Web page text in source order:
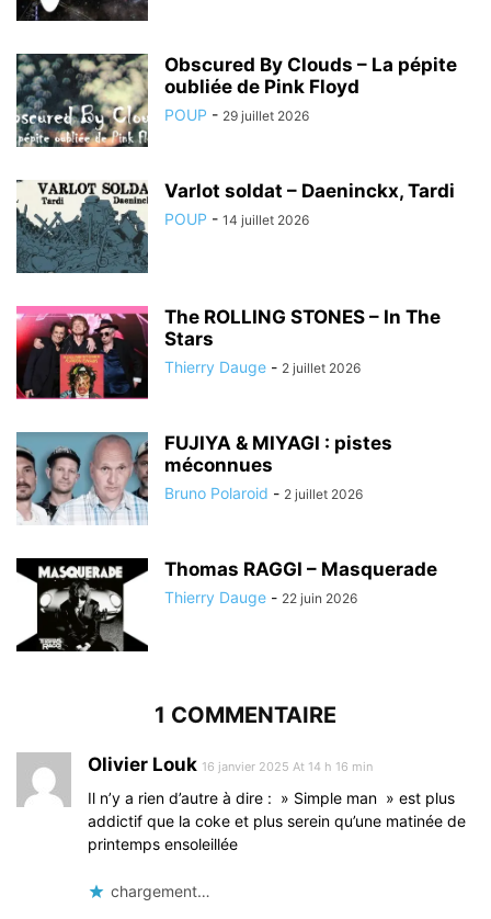
Obscured By Clouds – La pépite
oubliée de Pink Floyd
POUP - 29 juillet 2026
Varlot soldat – Daeninckx, Tardi
POUP - 14 juillet 2026
The ROLLING STONES – In The
Stars
Thierry Dauge - 2 juillet 2026
FUJIYA & MIYAGI : pistes
méconnues
Bruno Polaroid - 2 juillet 2026
Thomas RAGGI – Masquerade
Thierry Dauge - 22 juin 2026
1 COMMENTAIRE
Olivier Louk 16 janvier 2025 At 14 h 16 min
Il n’y a rien d’autre à dire : » Simple man » est plus
addictif que la coke et plus serein qu’une matinée de
printemps ensoleillée
chargement…